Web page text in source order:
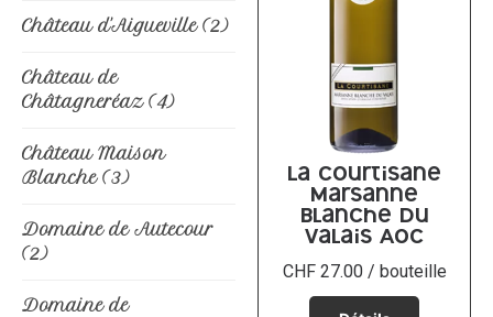
Château d'Aigueville (2)
Château de
Châtagneréaz (4)
Château Maison
Blanche (3)
Domaine de Autecour
(2)
Domaine de
La Courtisane
Marsanne
blanche du
Valais AOC
CHF27.00 / bouteille